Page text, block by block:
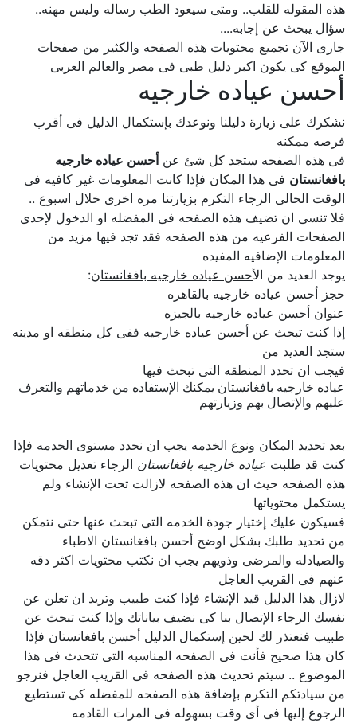
هذه المقوله للقلب.. ومتى سيعود الطب رساله وليس مهنه..
سؤال يبحث عن إجابه....
جارى الآن تجميع محتويات هذه الصفحه والكثير من صفحات
الموقع كى يكون اكبر دليل طبى فى مصر والعالم العربى
أحسن عياده خارجيه
نشكرك على زيارة دليلنا ونوعدك بإستكمال الدليل فى أقرب
فرصه ممكنه
فى هذه الصفحه ستجد كل شئ عنأحسن عياده خارجيه
بافغانستانفى هذا المكان فإذا كانت المعلومات غير كافيه فى
الوقت الحالى الرجاء التكرم بزيارتنا مره اخرى خلال اسبوع ..
فلا تنسى ان تضيف هذه الصفحه فى المفضله او الدخول لإحدى
الصفحات الفرعيه من هذه الصفحه فقد تجد فيها مزيد من
المعلومات الإضافيه المفيده
يوجد العديد من ال أحسن عياده خارجيه بافغانستان:
حجز أحسن عياده خارجيه بالقاهره
عنوان أحسن عياده خارجيه بالجيزه
إذا كنت تبحث عن أحسن عياده خارجيه ففى كل منطقه او مدينه
ستجد العديد من
فيجب ان تحدد المنطقه التى تبحث فيها
عياده خارجيه بافغانستان يمكنك الإستفاده من خدماتهم والتعرف
عليهم والإتصال بهم وزيارتهم
بعد تحديد المكان ونوع الخدمه يجب ان نحدد مستوى الخدمه فإذا
كنت قد طلبتعياده خارجيه بافغانستانالرجاء تعديل محتويات
هذه الصفحه حيث ان هذه الصفحه لازالت تحت الإنشاء ولم
يستكمل محتوياتها
فسيكون عليك إختيار جودة الخدمه التى تبحث عنها حتى نتمكن
من تحديد طلبك بشكل اوضح أحسن بافغانستان الاطباء
والصيادله والمرضى وذويهم يجب ان نكتب محتويات اكثر دقه
عنهم فى القريب العاجل
لازال هذا الدليل قيد الإنشاء فإذا كنت طبيب وتريد ان تعلن عن
نفسك الرجاء الإتصال بنا كى نضيف بياناتك وإذا كنت تبحث عن
طبيب فنعتذر لك لحين إستكمال الدليل أحسن بافغانستان فإذا
كان هذا صحيح فأنت فى الصفحه المناسبه التى تتحدث فى هذا
الموضوع .. سيتم تحديث هذه الصفحه فى القريب العاجل فنرجو
من سيادتكم التكرم بإضافة هذه الصفحه للمفضله كى تستطيع
الرجوع إليها فى أى وقت بسهوله فى المرات القادمه